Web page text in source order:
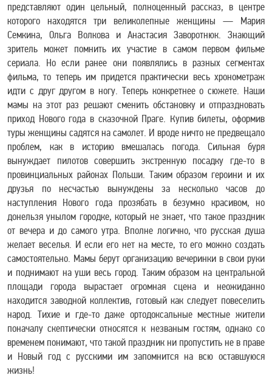
представляют один цельный, полноценный рассказ, в центре
которого находятся три великолепные женщины — Мария
Семкина, Ольга Волкова и Анастасия Заворотнюк. Знающий
зритель может помнить их участие в самом первом фильме
сериала. Но если ранее они появлялись в разных сегментах
фильма, то теперь им придется практически весь хронометраж
идти с друг другом в ногу. Теперь конкретнее о сюжете. Наши
мамы на этот раз решают сменить обстановку и отпраздновать
приход Нового года в сказочной Праге. Купив билеты, оформив
туры женщины садятся на самолет. И вроде ничто не предвещало
проблем, как в историю вмешалась погода. Сильная буря
вынуждает пилотов совершить экстренную посадку где-то в
провинциальных районах Польши. Таким образом героини и их
друзья по несчастью вынуждены за несколько часов до
наступления Нового года прозябать в безумно красивом, но
донельзя унылом городке, который не знает, что такое праздник
от вечера и до самого утра. Вполне логично, что русская душа
желает веселья. И если его нет на месте, то его можно создать
самостоятельно. Мамы берут организацию вечеринки в свои руки
и поднимают на уши весь город. Таким образом на центральной
площади города вырастает огромная сцена и неожиданно
находится заводной коллектив, готовый как следует повеселить
народ. Тихие и где-то даже ортодоксальные местные жители
поначалу скептически относятся к незваным гостям, однако со
временем понимают, что такой праздник ни пропустить не в праве
и Новый год с русскими им запомнится на всю оставшуюся
жизнь!